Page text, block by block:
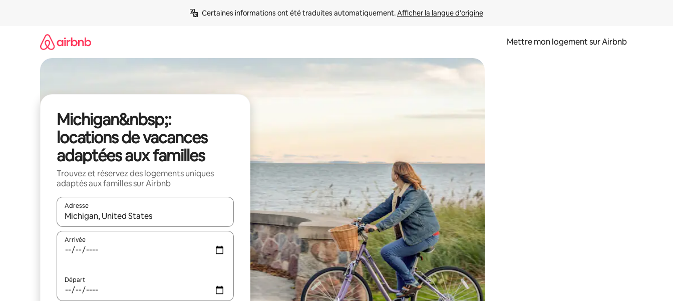
Certaines informations ont été traduites automatiquement. Afficher la langue d'origine
Mettre mon logement sur Airbnb
Michigan&nbsp;:
locations de vacances
adaptées aux familles
Trouvez et réservez des logements uniques
adaptés aux familles sur Airbnb
Adresse
Lorsque les résultats s'affichent, utilisez les flèches vers le haut et vers le bas pour les parcourir ou en appuyant et en faisant glisser.
Arrivée
Départ